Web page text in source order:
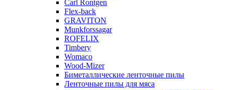
Carl Rontgen
Flex-back
GRAVITON
Munkforssagar
ROFELIX
Timbery
Womaco
Wood-Mizer
Биметаллические ленточные пилы
Ленточные пилы для мяса